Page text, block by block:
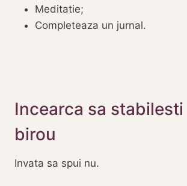
Meditatie;
Completeaza un jurnal.
Incearca sa stabilesti
birou
Invata sa spui nu.